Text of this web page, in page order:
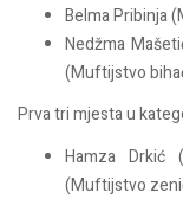
Belma Pribinja
Nedžma
(Muftijstvo
Prva tri mjesta u
Hamza Drkić
(Muftijstvo